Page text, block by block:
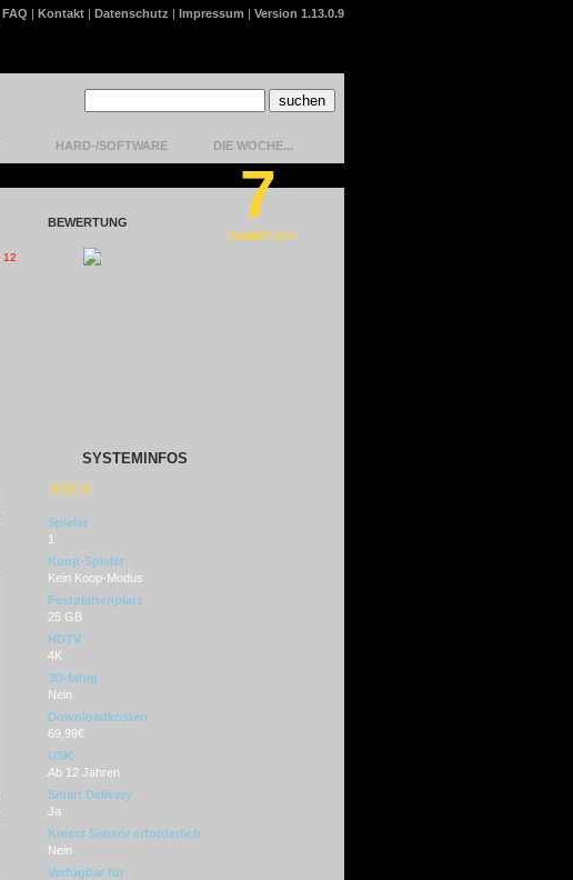
FAQ | Kontakt| Datenschutz | Impressum | Version 1.13.0.9
HARD-/SOFTWARE DIE WOCHE...
BEWERTUNG 7
GEMÜTLICH
SYSTEMINFOS
XBOX
Spieler
1
Koop-Spieler
Kein Koop-Modus
Festplattenplatz
25 GB
HDTV
4K
3D-fähig
Nein
Downloadkosten
69,99€
USK
Ab 12 Jahren
Smart Delivery
Ja
Kinect Sensor erforderlich
Nein
Verfügbar für